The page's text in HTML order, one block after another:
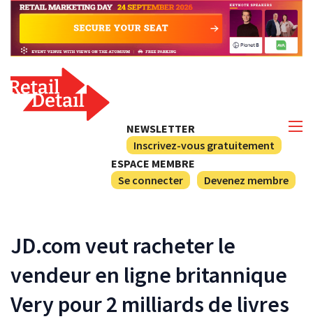
NEWSLETTER
Inscrivez-vous gratuitement
ESPACE MEMBRE
Se connecter
Devenez membre
JD.com veut racheter le
vendeur en ligne britannique
Very pour 2 milliards de livres